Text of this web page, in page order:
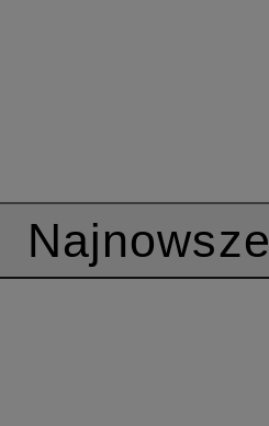
Najnowsze